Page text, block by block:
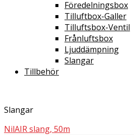
Föredelningsbox
Tilluftbox-Galler
Tilluftsbox-Ventil
Frånluftsbox
Ljuddämpning
Slangar
Tillbehör
Slangar
NilAIR slang, 50m